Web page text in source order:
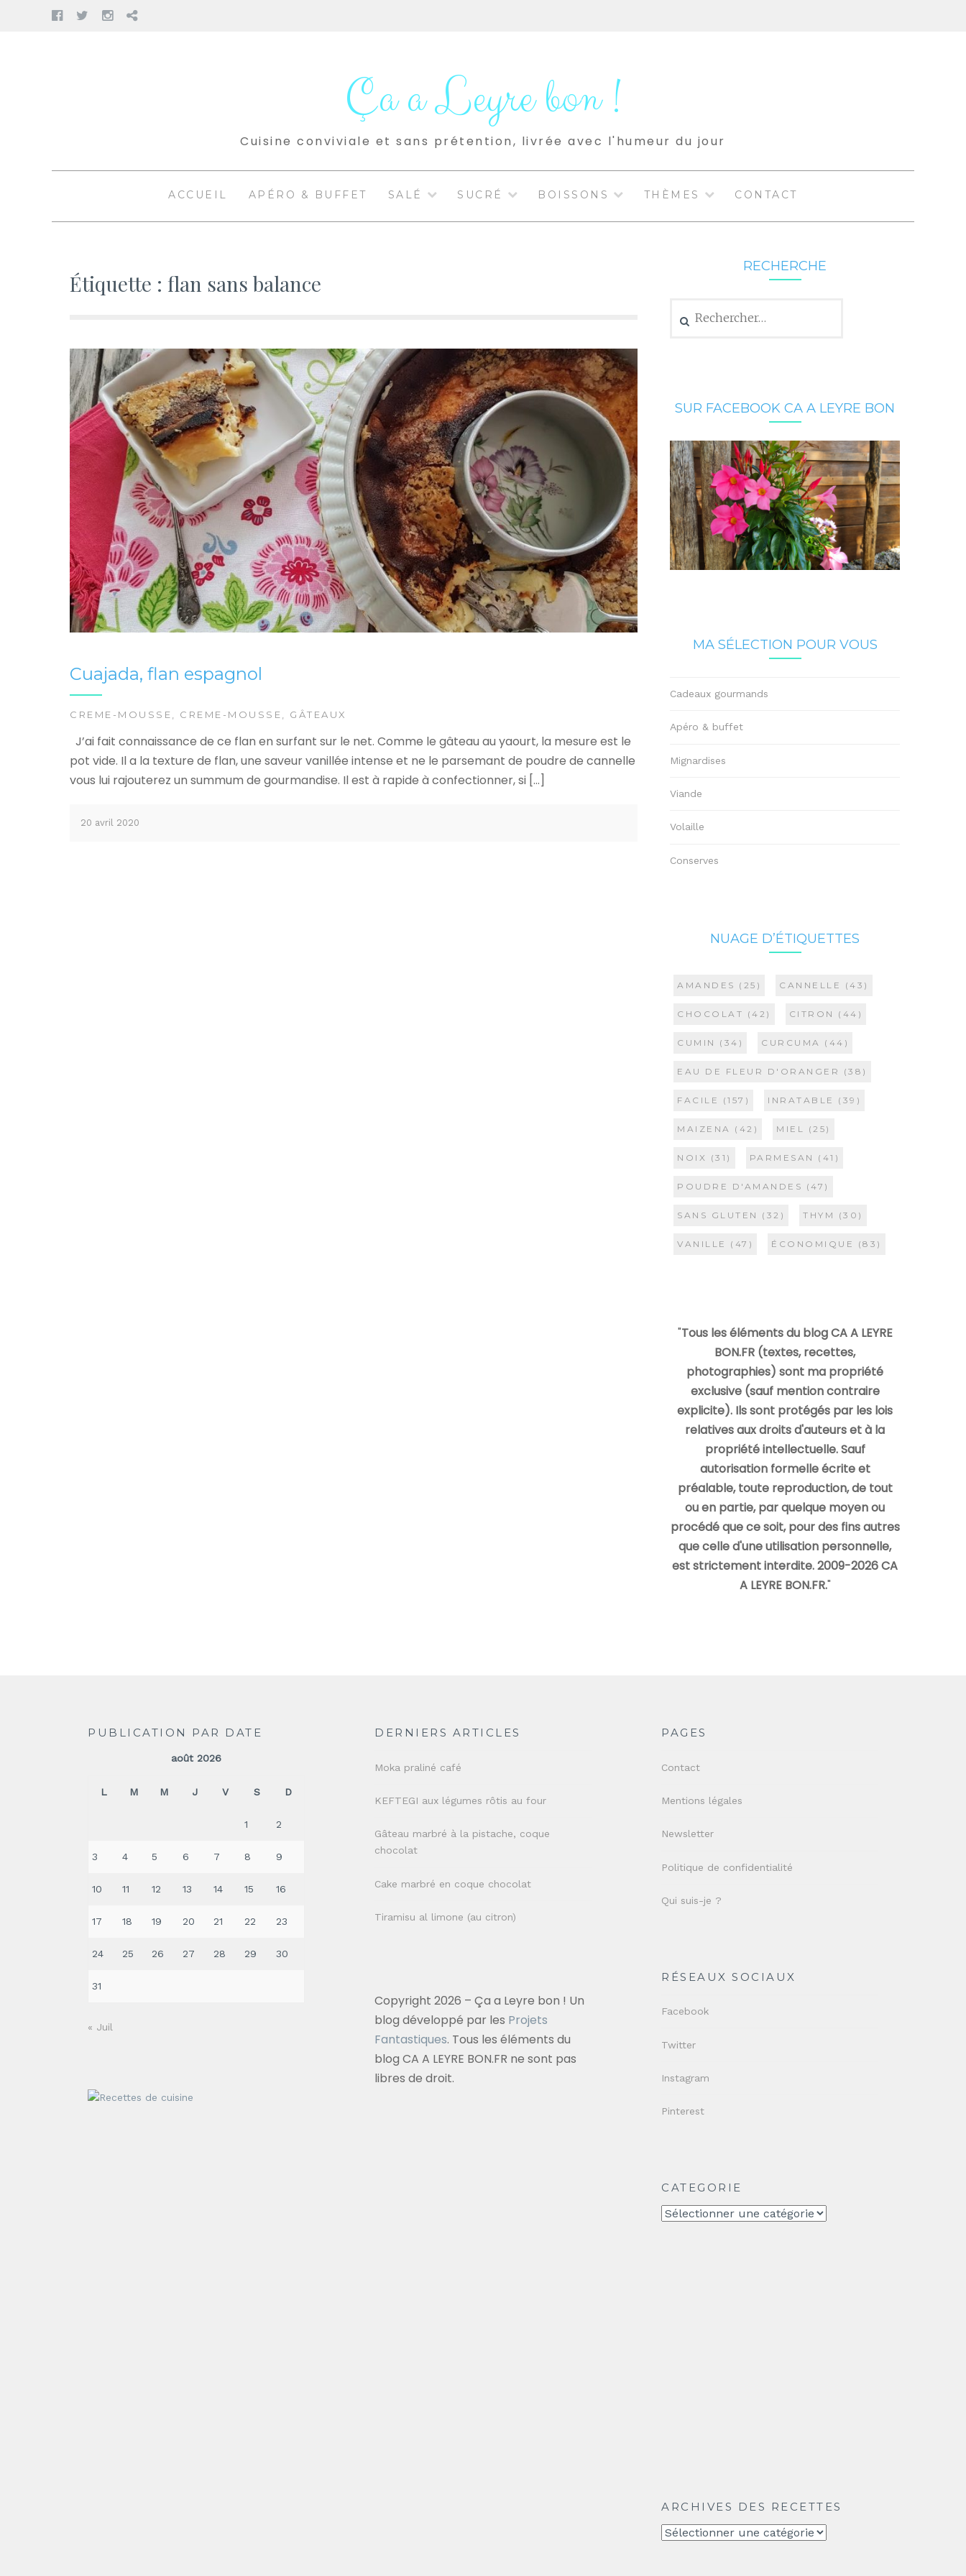
FacebookTwitter
Instagram
Pinterest
Ça a Leyre bon !
Cuisine conviviale et sans prétention, livrée avec l'humeur du jour
ACCUEIL APÉRO & BUFFET SALÉ SUCRÉ BOISSONS THÈMES CONTACT
Étiquette : flan sans balance
Cuajada, flan espagnol
CREME-MOUSSE CREME-MOUSSE GÂTEAUX
J’ai fait connaissance de ce flan en surfant sur le net. Comme le gâteau au yaourt, la mesure est le
pot vide. Il a la texture de flan, une saveur vanillée intense et ne le parsemant de poudre de cannelle
vous lui rajouterez un summum de gourmandise. Il est à rapide à confectionner, si […]
20 avril 2020
RECHERCHE
SUR FACEBOOK CA A LEYRE BON
MA SÉLECTION POUR VOUS
Cadeaux gourmands
Apéro & buffet
Mignardises
Viande
Volaille
Conserves
NUAGE D’ÉTIQUETTES
AMANDES (25) CANNELLE (43)
CHOCOLAT (42) CITRON (44)
CUMIN (34) CURCUMA (44)
EAU DE FLEUR D'ORANGER (38)
FACILE (157) INRATABLE (39)
MAIZENA (42) MIEL (25)
NOIX (31) PARMESAN (41)
POUDRE D'AMANDES (47)
SANS GLUTEN (32) THYM (30)
VANILLE (47) ÉCONOMIQUE (83)
"Tous les éléments du blog CA A LEYRE
BON.FR (textes, recettes,
photographies) sont ma propriété
exclusive (sauf mention contraire
explicite). Ils sont protégés par les lois
relatives aux droits d'auteurs et à la
propriété intellectuelle. Sauf
autorisation formelle écrite et
préalable, toute reproduction, de tout
ou en partie, par quelque moyen ou
procédé que ce soit, pour des fins autres
que celle d'une utilisation personnelle,
est strictement interdite. 2009-2026 CA
A LEYRE BON.FR."
PUBLICATION PAR DATE
août 2026
L M M J V S D
1 2
3 4 5 6 7 8 9
10 11 12 13 14 15 16
17 18 19 20 21 22 23
24 25 26 27 28 29 30
31
« Juil
DERNIERS ARTICLES
Moka praliné café
KEFTEGI aux légumes rôtis au four
Gâteau marbré à la pistache, coque
chocolat
Cake marbré en coque chocolat
Tiramisu al limone (au citron)
Copyright 2026 – Ça a Leyre bon ! Un
blog développé par les Projets
Fantastiques. Tous les éléments du
blog CA A LEYRE BON.FR ne sont pas
libres de droit.
PAGES
Contact
Mentions légales
Newsletter
Politique de confidentialité
Qui suis-je ?
RÉSEAUX SOCIAUX
Facebook
Twitter
Instagram
Pinterest
CATEGORIE
CATEGORIE
ARCHIVES DES RECETTES
Archives